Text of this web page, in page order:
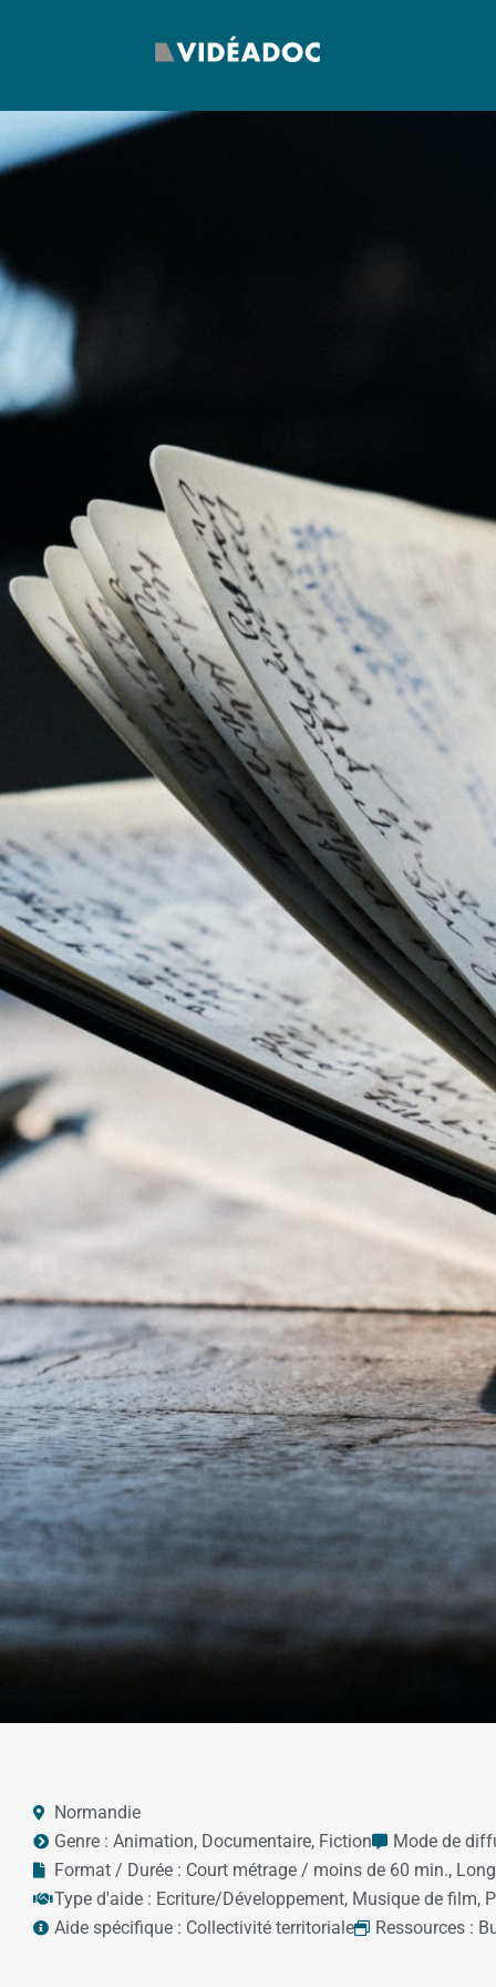
Normandie
Genre : Animation, Documentaire, Fiction Mode de
Format / Durée : Court métrage / moins de 60 min.,
Type d'aide : Ecriture/Développement, Musique de film,
Aide spécifique : Collectivité territoriale Ressources :